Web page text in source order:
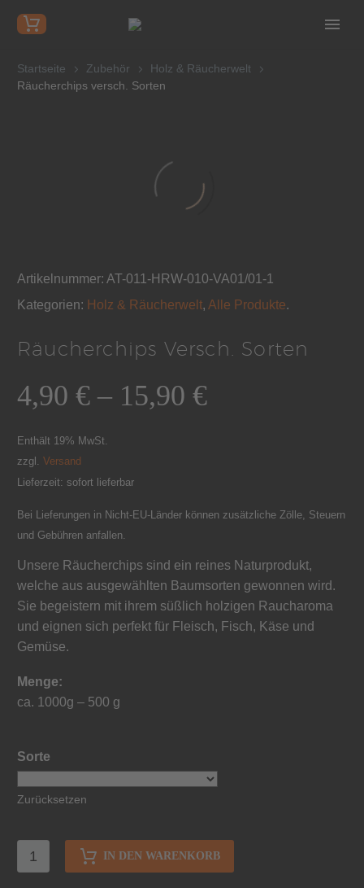
Startseite Zubehör
Holz & Räucherwelt
Räucherchips versch. Sorten
Artikelnummer: AT-011-HRW-010-VA01/01-1
Kategorien: Holz & Räucherwelt, Alle Produkte.
Räucherchips Versch. Sorten
4,90 € – 15,90 €
Enthält 19% MwSt.
zzgl. Versand
Lieferzeit: sofort lieferbar
Bei Lieferungen in Nicht-EU-Länder können zusätzliche Zölle, Steuern
und Gebühren anfallen.
Unsere Räucherchips sind ein reines Naturprodukt,
welche aus ausgewählten Baumsorten gewonnen wird.
Sie begeistern mit ihrem süßlich holzigen Raucharoma
und eignen sich perfekt für Fleisch, Fisch, Käse und
Gemüse.
Menge:
ca. 1000g – 500 g
Sorte
Zurücksetzen
IN DEN WARENKORB